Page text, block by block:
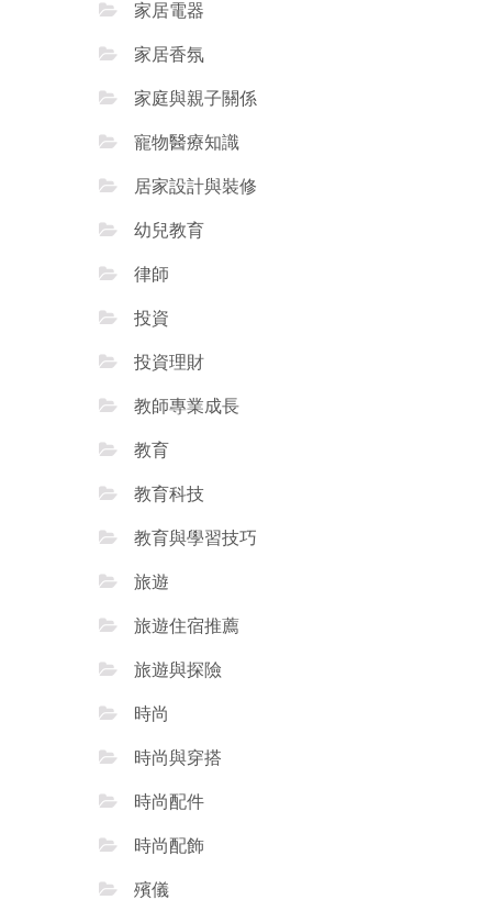
家居電器
家居香氛
家庭與親子關係
寵物醫療知識
居家設計與裝修
幼兒教育
律師
投資
投資理財
教師專業成長
教育
教育科技
教育與學習技巧
旅遊
旅遊住宿推薦
旅遊與探險
時尚
時尚與穿搭
時尚配件
時尚配飾
殯儀